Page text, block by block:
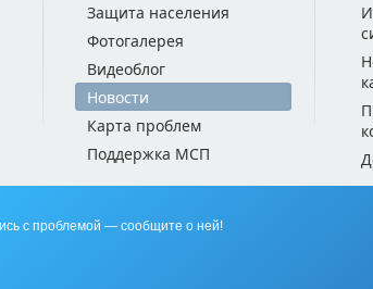
Защита населения
Фотогалерея
Видеоблог
Новости
Карта проблем
Поддержка МСП
с проблемой — сообщите о ней!